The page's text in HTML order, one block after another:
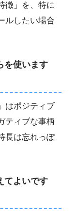
徴」を、特に
ルしたい場合
を使います
はポジティブ
ティブな事柄
長は忘れっぽ
てよいです